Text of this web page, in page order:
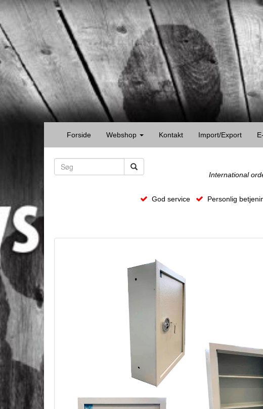
Forside Webshop Kontakt Import/Export
International
God service Personlig